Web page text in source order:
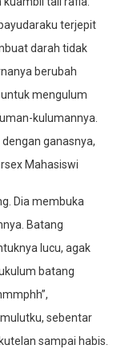
terjepit
darah tidak
berubah
mengulum
kulumannya.
ganasnya,
Mahasiswi
Dia membuka
Batang
lucu, agak
batang
sebentar
sampai habis.